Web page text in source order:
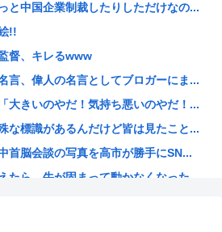
ニーしないの？
し中華を「あり得ないほどダルい」...
みいちゃん母は障害者なので自分が...
よ」→あのオーナー夫婦、不起訴ｗ...
辺淳一の問題作を実娘が映画化 ...
得る
活保護法の対象にならない」
と中国企業制裁したりしただけなの...
!!
督、キレるwww
言、偉人の名言としてブロガーにま...
大きいのやだ！気持ち悪いのやだ！...
な標識があるんだけど皆は見たこと...
首脳会談の写真を高市が勝手にSN...
たら、牛が固まって動かなくなった...